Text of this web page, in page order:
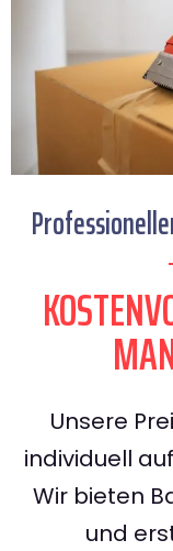
Unsere
individuell
Wir bieten
und